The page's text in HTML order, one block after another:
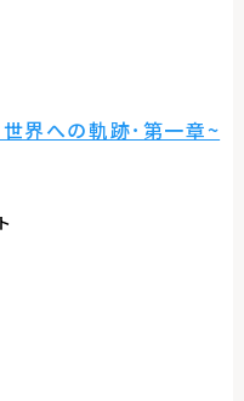
界への軌跡･第一章~